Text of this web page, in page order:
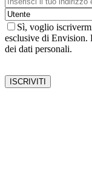
Sì, voglio
esclusive di Envision.
dei dati personali.